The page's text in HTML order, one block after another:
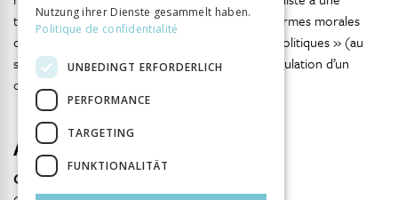
tentative de redéfinition du sacré à partir de normes morales
destinées à réguler les désordres sociaux et « politiques » (au
sens de l’organisation de la Cité) nés de la dérégulation d’un
ordre ancien.
Autor
Olivier Grenouilleau
Nutzung ihrer Dienste gesammelt haben.
Politique de confidentialité
UNBEDINGT ERFORDERLICH
PERFORMANCE
TARGETING
FUNKTIONALITÄT